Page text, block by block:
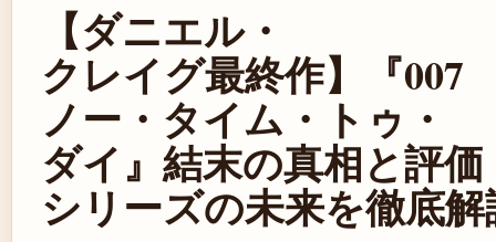
【ダニエル・
クレイグ最終作】『007
ノー・タイム・トゥ・
ダイ』結末の真相と評価
シリーズの未来を徹底